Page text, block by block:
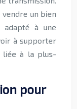
un bien
à une
à supporter
liée à la plus-
pour